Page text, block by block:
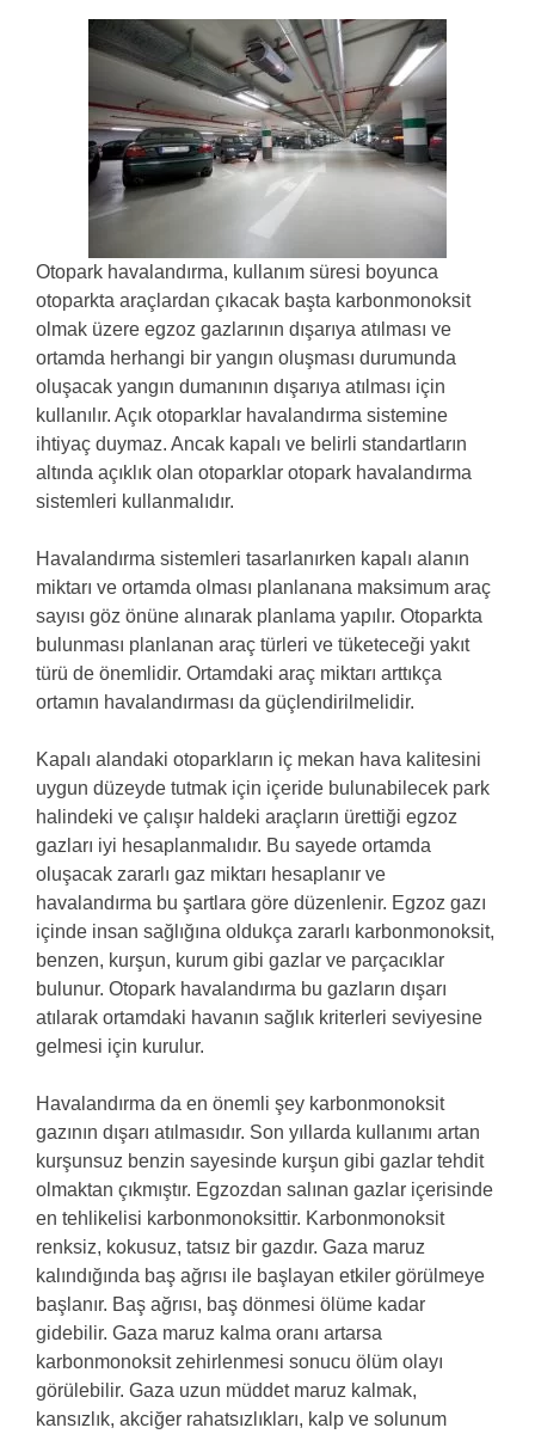
Otopark havalandırma, kullanım süresi boyunca
otoparkta araçlardan çıkacak başta karbonmonoksit
olmak üzere egzoz gazlarının dışarıya atılması ve
ortamda herhangi bir yangın oluşması durumunda
oluşacak yangın dumanının dışarıya atılması için
kullanılır. Açık otoparklar havalandırma sistemine
ihtiyaç duymaz. Ancak kapalı ve belirli standartların
altında açıklık olan otoparklar otopark havalandırma
sistemleri kullanmalıdır.
Havalandırma sistemleri tasarlanırken kapalı alanın
miktarı ve ortamda olması planlanana maksimum araç
sayısı göz önüne alınarak planlama yapılır. Otoparkta
bulunması planlanan araç türleri ve tüketeceği yakıt
türü de önemlidir. Ortamdaki araç miktarı arttıkça
ortamın havalandırması da güçlendirilmelidir.
Kapalı alandaki otoparkların iç mekan hava kalitesini
uygun düzeyde tutmak için içeride bulunabilecek park
halindeki ve çalışır haldeki araçların ürettiği egzoz
gazları iyi hesaplanmalıdır. Bu sayede ortamda
oluşacak zararlı gaz miktarı hesaplanır ve
havalandırma bu şartlara göre düzenlenir. Egzoz gazı
içinde insan sağlığına oldukça zararlı karbonmonoksit,
benzen, kurşun, kurum gibi gazlar ve parçacıklar
bulunur. Otopark havalandırma bu gazların dışarı
atılarak ortamdaki havanın sağlık kriterleri seviyesine
gelmesi için kurulur.
Havalandırma da en önemli şey karbonmonoksit
gazının dışarı atılmasıdır. Son yıllarda kullanımı artan
kurşunsuz benzin sayesinde kurşun gibi gazlar tehdit
olmaktan çıkmıştır. Egzozdan salınan gazlar içerisinde
en tehlikelisi karbonmonoksittir. Karbonmonoksit
renksiz, kokusuz, tatsız bir gazdır. Gaza maruz
kalındığında baş ağrısı ile başlayan etkiler görülmeye
başlanır. Baş ağrısı, baş dönmesi ölüme kadar
gidebilir. Gaza maruz kalma oranı artarsa
karbonmonoksit zehirlenmesi sonucu ölüm olayı
görülebilir. Gaza uzun müddet maruz kalmak,
kansızlık, akciğer rahatsızlıkları, kalp ve solunum